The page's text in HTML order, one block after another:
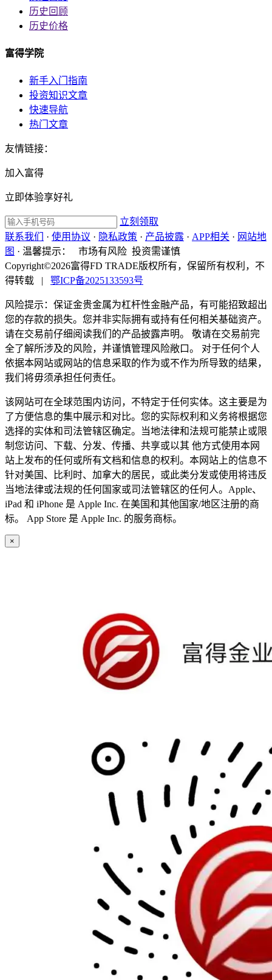
历史回顾
历史价格
富得学院
新手入门指南
投资知识文章
快速导航
热门文章
友情链接：
加入富得
立即体验享好礼
立刻领取
联系我们
· 使用协议 · 隐私政策 · 产品披露 · APP相关 · 网站地
图 · 温馨提示：
市场有风险 投资需谨慎
Copyright©2026富得FD TRADE版权所有，保留所有权利，不
得转载
| 鄂ICP备2025133593号
风险提示：保证金贵金属为杠杆性金融产品，有可能招致超出
您的存款的损失。您并非实际拥有或持有任何相关基础资产。
请在交易前仔细阅读我们的产品披露声明。 敬请在交易前完
全了解所涉及的风险，并谨慎管理风险敞口。 对于任何个人
依据本网站或网站的信息采取的作为或不作为所导致的结果，
我们将毋须承担任何责任。
该网站可在全球范围内访问，不特定于任何实体。这主要是为
了方便信息的集中展示和对比。您的实际权利和义务将根据您
选择的实体和司法管辖区确定。当地法律和法规可能禁止或限
制您访问、下载、分发、传播、共享或以其 他方式使用本网
站上发布的任何或所有文档和信息的权利。本网站上的信息不
针对美国、比利时、加拿大的居民，或此类分发或使用将违反
当地法律或法规的任何国家或司法管辖区的任何人。Apple、
iPad 和 iPhone 是 Apple Inc. 在美国和其他国家/地区注册的商
标。 App Store 是 Apple Inc. 的服务商标。
×